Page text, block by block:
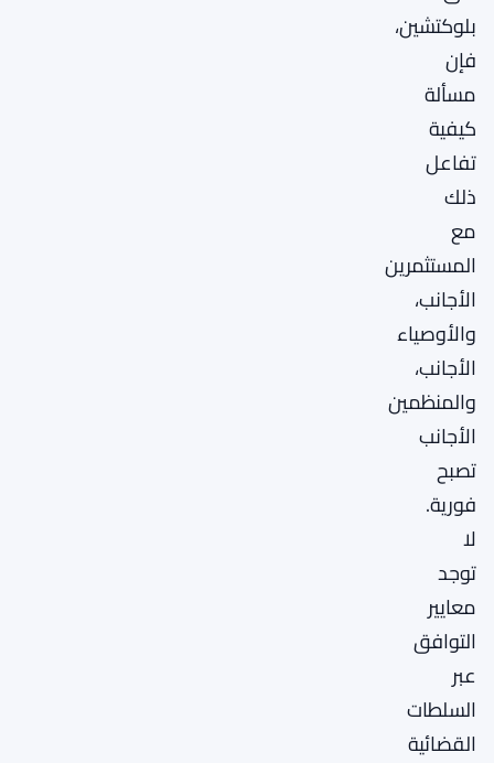
بلوكتشين،
فإن
مسألة
كيفية
تفاعل
ذلك
مع
المستثمرين
الأجانب،
والأوصياء
الأجانب،
والمنظمين
الأجانب
تصبح
فورية.
لا
توجد
معايير
التوافق
عبر
السلطات
القضائية